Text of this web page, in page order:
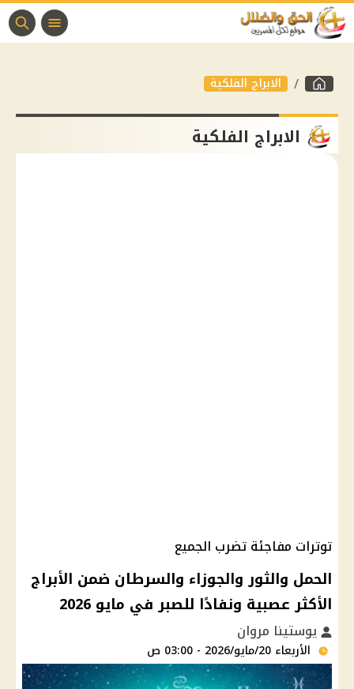
الابراج الفلكية
الابراج الفلكية
توترات مفاجئة تضرب الجميع
الحمل والثور والجوزاء والسرطان ضمن الأبراج
الأكثر عصبية ونفادًا للصبر في مايو 2026
يوستينا مروان
الأربعاء 20/مايو/2026 - 03:00 ص